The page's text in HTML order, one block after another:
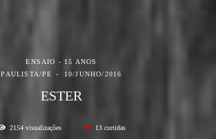
ENSAIO - 15 ANOS
PAULISTA/PE
10/JUNHO/2016
ESTER
2154visualizações 13curtidas